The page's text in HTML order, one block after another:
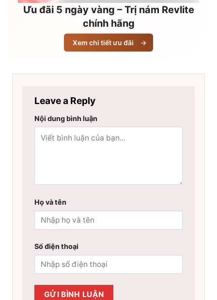
Ưu đãi 5 ngày vàng – Trị nám Revlite
chính hãng
Xem chi tiết ưu đãi →
Leave a Reply
Nội dung bình luận
Họ và tên
Số điện thoại